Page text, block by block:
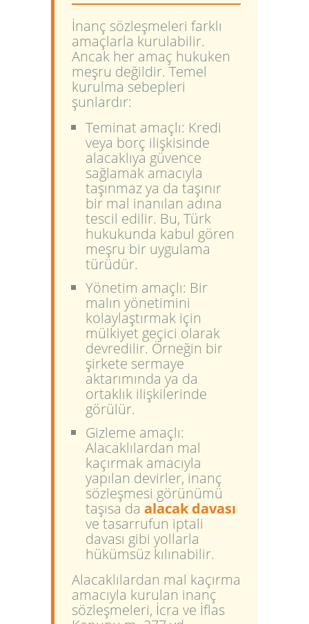
İnanç sözleşmeleri farklı
amaçlarla kurulabilir.
Ancak her amaç hukuken
meşru değildir. Temel
kurulma sebepleri
şunlardır:
Teminat amaçlı: Kredi
veya borç ilişkisinde
alacaklıya güvence
sağlamak amacıyla
taşınmaz ya da taşınır
bir mal inanılan adına
tescil edilir. Bu, Türk
hukukunda kabul gören
meşru bir uygulama
türüdür.
Yönetim amaçlı: Bir
malın yönetimini
kolaylaştırmak için
mülkiyet geçici olarak
devredilir. Örneğin bir
şirkete sermaye
aktarımında ya da
ortaklık ilişkilerinde
görülür.
Gizleme amaçlı:
Alacaklılardan mal
kaçırmak amacıyla
yapılan devirler, inanç
sözleşmesi görünümü
taşısa da alacak davası
ve tasarrufun iptali
davası gibi yollarla
hükümsüz kılınabilir.
Alacaklılardan mal kaçırma
amacıyla kurulan inanç
sözleşmeleri, İcra ve İflas